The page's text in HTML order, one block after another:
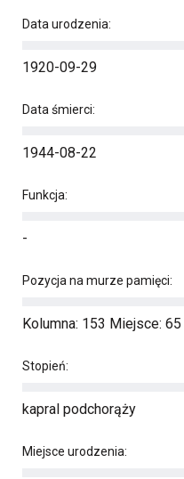
Data urodzenia:
1920-09-29
Data śmierci:
1944-08-22
Funkcja:
-
Pozycja na murze pamięci:
Kolumna: 153 Miejsce: 65
Stopień:
kapral podchorąży
Miejsce urodzenia: